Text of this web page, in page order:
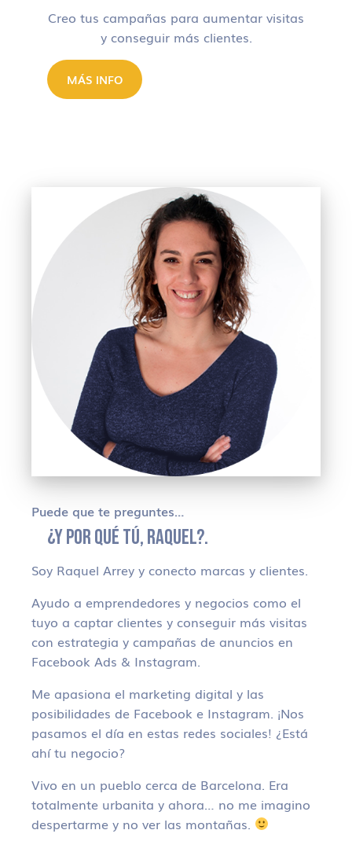
Creo tus campañas para aumentar visitas
y conseguir más clientes.
MÁS INFO
Puede que te preguntes…
¿Y POR QUÉ TÚ, RAQUEL?.
Soy Raquel Arrey y conecto marcas y clientes.
Ayudo a emprendedores y negocios como el
tuyo a captar clientes y conseguir más visitas
con estrategia y campañas de anuncios en
Facebook Ads & Instagram.
Me apasiona el marketing digital y las
posibilidades de Facebook e Instagram. ¡Nos
pasamos el día en estas redes sociales! ¿Está
ahí tu negocio?
Vivo en un pueblo cerca de Barcelona. Era
totalmente urbanita y ahora… no me imagino
despertarme y no ver las montañas.